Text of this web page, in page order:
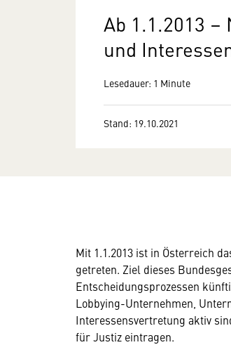
Ab 1.1.2013
und
Lesedauer: 1 Minute
Stand: 19.10.2021
Mit 1.1.2013 ist in Österreich
getreten. Ziel dieses
Entscheidungsprozessen
Lobbying-Unternehmen,
Interessensvertretung aktiv
für Justiz eintragen.